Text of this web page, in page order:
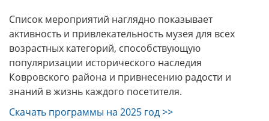
Список мероприятий наглядно показывает
активность и привлекательность музея для всех
возрастных категорий, способствующую
популяризации исторического наследия
Ковровского района и привнесению радости и
знаний в жизнь каждого посетителя.
Скачать программы на 2025 год >>